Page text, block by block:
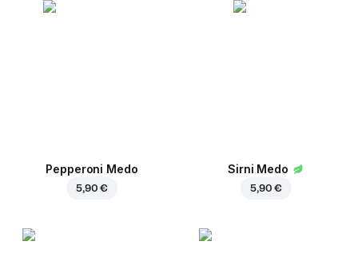
Pepperoni Medo
5,90 €
Sirni Medo
5,90 €